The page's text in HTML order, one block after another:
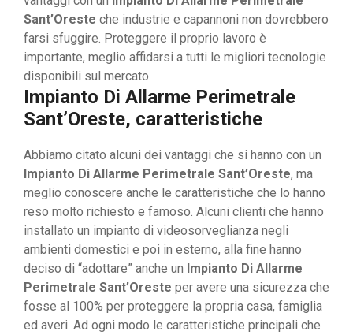
Sant’Oreste che industrie e capannoni non dovrebbero
farsi sfuggire. Proteggere il proprio lavoro è
importante, meglio affidarsi a tutti le migliori tecnologie
disponibili sul mercato.
Impianto Di Allarme Perimetrale
Sant’Oreste, caratteristiche
Abbiamo citato alcuni dei vantaggi che si hanno con un
Impianto Di Allarme Perimetrale Sant’Oreste, ma
meglio conoscere anche le caratteristiche che lo hanno
reso molto richiesto e famoso. Alcuni clienti che hanno
installato un impianto di videosorveglianza negli
ambienti domestici e poi in esterno, alla fine hanno
deciso di “adottare” anche un Impianto Di Allarme
Perimetrale Sant’Oreste per avere una sicurezza che
fosse al 100% per proteggere la propria casa, famiglia
ed averi. Ad ogni modo le caratteristiche principali che